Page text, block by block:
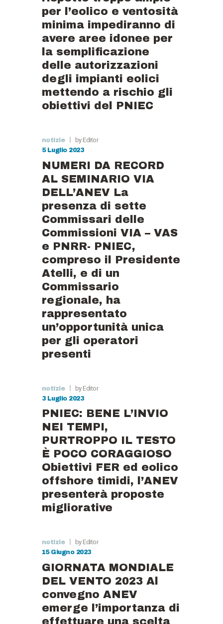
per l’eolico e ventosità
minima impediranno di
avere aree idonee per
la semplificazione
delle autorizzazioni
degli impianti eolici
mettendo a rischio gli
obiettivi del PNIEC
notizie by Editor
5 Luglio 2023
NUMERI DA RECORD
AL SEMINARIO VIA
DELL’ANEV La
presenza di sette
Commissari delle
Commissioni VIA – VAS
e PNRR- PNIEC,
compreso il Presidente
Atelli, e di un
Commissario
regionale, ha
rappresentato
un’opportunità unica
per gli operatori
presenti
notizie by Editor
3 Luglio 2023
PNIEC: BENE L’INVIO
NEI TEMPI,
PURTROPPO IL TESTO
È POCO CORAGGIOSO
Obiettivi FER ed eolico
offshore timidi, l’ANEV
presenterà proposte
migliorative
notizie by Editor
15 Giugno 2023
GIORNATA MONDIALE
DEL VENTO 2023 Al
convegno ANEV
emerge l’importanza di
effettuare una scelta